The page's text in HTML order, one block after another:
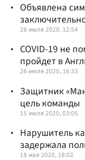
Объявлена
28 июля 2020, 12:54
COVID-19 не
пройдет в
26 июля 2020, 16:33
Защитник
цель команды
15 июля 2020, 03:05
Нарушитель
задержала
18 мая 2020, 18:02